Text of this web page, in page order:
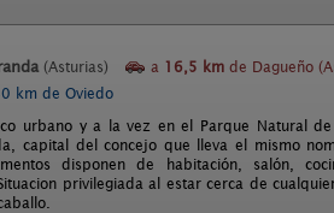
(Asturias) a 16,5 km de Dagueño
km de Oviedo
urbano y a la vez en el Parque Natural
capital del concejo que lleva el mismo
disponen de habitación, salón,
privilegiada al estar cerca de